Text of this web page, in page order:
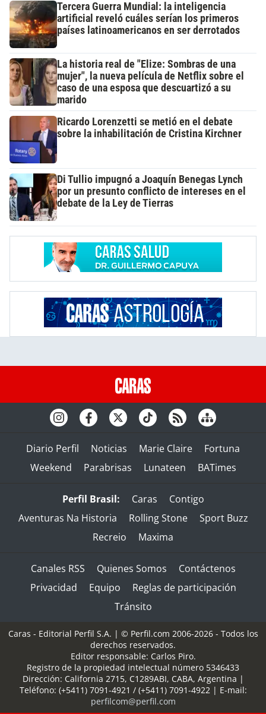
Tercera Guerra Mundial: la inteligencia
artificial reveló cuáles serían los primeros
países latinoamericanos en ser derrotados
La historia real de "Elize: Sombras de una
mujer", la nueva película de Netflix sobre el
caso de una esposa que descuartizó a su
marido
Ricardo Lorenzetti se metió en el debate
sobre la inhabilitación de Cristina Kirchner
Di Tullio impugnó a Joaquín Benegas Lynch
por un presunto conflicto de intereses en el
debate de la Ley de Tierras
Diario Perfil Noticias Marie Claire
Fortuna
Weekend
Parabrisas Lunateen BATimes
Perfil Brasil: Caras
Contigo
Aventuras Na Historia
Rolling Stone
Sport Buzz
Recreio
Maxima
Canales RSS Quienes Somos
Contáctenos
Privacidad
Equipo
Reglas de participación
Tránsito
Caras - Editorial Perfil S.A. | © Perfil.com 2006-2026 - Todos los
derechos reservados.
Editor responsable: Carlos Piro.
Registro de la propiedad intelectual número 5346433
Dirección: California 2715, C1289ABI, CABA, Argentina |
Teléfono: (+5411) 7091-4921 / (+5411) 7091-4922| E-mail:
perfilcom@perfil.com